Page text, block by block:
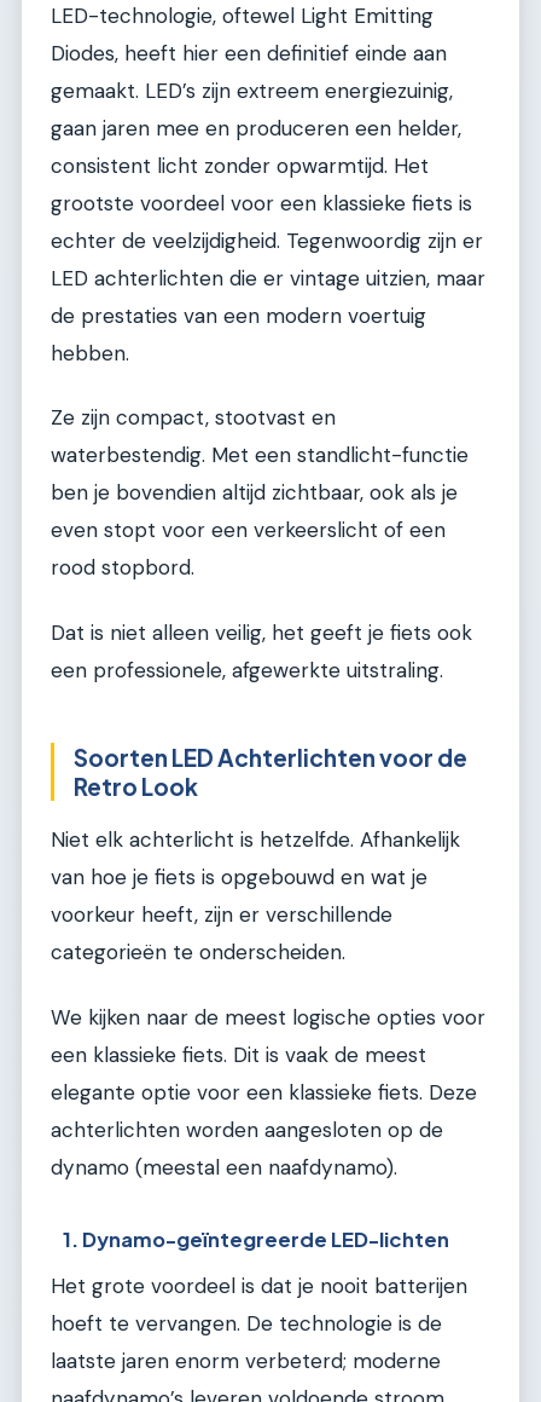
LED-technologie, oftewel Light Emitting
Diodes, heeft hier een definitief einde aan
gemaakt. LED’s zijn extreem energiezuinig,
gaan jaren mee en produceren een helder,
consistent licht zonder opwarmtijd. Het
grootste voordeel voor een klassieke fiets is
echter de veelzijdigheid. Tegenwoordig zijn er
LED achterlichten die er vintage uitzien, maar
de prestaties van een modern voertuig
hebben.
Ze zijn compact, stootvast en
waterbestendig. Met een standlicht-functie
ben je bovendien altijd zichtbaar, ook als je
even stopt voor een verkeerslicht of een
rood stopbord.
Dat is niet alleen veilig, het geeft je fiets ook
een professionele, afgewerkte uitstraling.
Soorten LED Achterlichten voor de
Retro Look
Niet elk achterlicht is hetzelfde. Afhankelijk
van hoe je fiets is opgebouwd en wat je
voorkeur heeft, zijn er verschillende
categorieën te onderscheiden.
We kijken naar de meest logische opties voor
een klassieke fiets. Dit is vaak de meest
elegante optie voor een klassieke fiets. Deze
achterlichten worden aangesloten op de
dynamo (meestal een naafdynamo).
1. Dynamo-geïntegreerde LED-lichten
Het grote voordeel is dat je nooit batterijen
hoeft te vervangen. De technologie is de
laatste jaren enorm verbeterd; moderne